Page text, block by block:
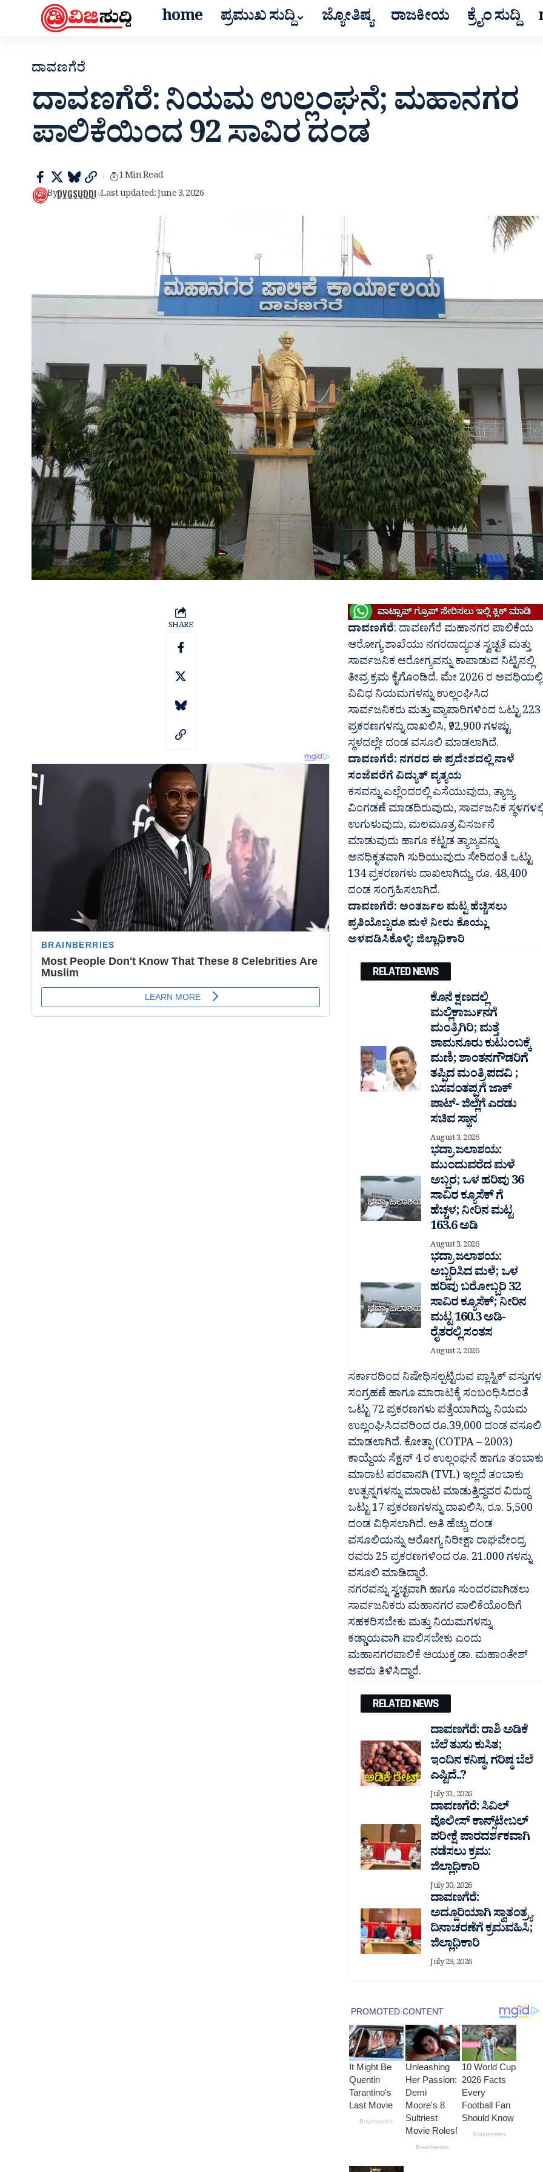
home ಪ್ರಮುಖ ಸುದ್ದಿ ಜ್ಯೋತಿಷ್ಯ ರಾಜಕೀಯ ಕ್ರೈಂ ಸುದ್ದಿ
ದಾವಣಗೆರೆ
ದಾವಣಗೆರೆ: ನಿಯಮ ಉಲ್ಲಂಘನೆ; ಮಹಾನಗರ
ಪಾಲಿಕೆಯಿಂದ 92 ಸಾವಿರ ದಂಡ
ByDVGSUDDI Last updated: June 3, 2026
1 Min Read
SHARE ದಾವಣಗೆರೆ: ದಾವಣಗೆರೆ ಮಹಾನಗರ ಪಾಲಿಕೆಯ
ಆರೋಗ್ಯ ಶಾಖೆಯು ನಗರದಾದ್ಯಂತ ಸ್ವಚ್ಛತೆ ಮತ್ತು
ಸಾರ್ವಜನಿಕ ಆರೋಗ್ಯವನ್ನು ಕಾಪಾಡುವ ನಿಟ್ಟಿನಲ್ಲಿ
ತೀವ್ರ ಕ್ರಮ ಕೈಗೊಂಡಿದೆ. ಮೇ 2026 ರ ಅವಧಿಯಲ್ಲಿ
ವಿವಿಧ ನಿಯಮಗಳನ್ನು ಉಲ್ಲಂಘಿಸಿದ
ಸಾರ್ವಜನಿಕರು ಮತ್ತು ವ್ಯಾಪಾರಿಗಳಿಂದ ಒಟ್ಟು 223
ಪ್ರಕರಣಗಳನ್ನು ದಾಖಲಿಸಿ, ₹92,900 ಗಳಷ್ಟು
ಸ್ಥಳದಲ್ಲೇ ದಂಡ ವಸೂಲಿ ಮಾಡಲಾಗಿದೆ.
ದಾವಣಗೆರೆ: ನಗರದ ಈ ಪ್ರದೇಶದಲ್ಲಿ ನಾಳೆ
ಸಂಜೆ‌ವರೆಗೆ ವಿದ್ಯುತ್ ವ್ಯತ್ಯಯ
ಕಸವನ್ನು ಎಲ್ಲೆಂದರಲ್ಲಿ ಎಸೆಯುವುದು, ತ್ಯಾಜ್ಯ
ವಿಂಗಡಣೆ ಮಾಡದಿರುವುದು, ಸಾರ್ವಜನಿಕ
ಉಗುಳುವುದು, ಮಲಮೂತ್ರ ವಿಸರ್ಜನೆ
ಮಾಡುವುದು ಹಾಗೂ ಕಟ್ಟಡ ತ್ಯಾಜ್ಯವನ್ನು
ಅನಧಿಕೃತವಾಗಿ ಸುರಿಯುವುದು ಸೇರಿದಂತೆ ಒಟ್ಟು
134 ಪ್ರಕರಣಗಳು ದಾಖಲಾಗಿದ್ದು, ರೂ. 48,400
ದಂಡ ಸಂಗ್ರಹಿಸಲಾಗಿದೆ.
ದಾವಣಗೆರೆ: ಅಂತರ್ಜಲ ಮಟ್ಟ ಹೆಚ್ಚಿಸಲು
ಪ್ರತಿಯೊಬ್ಬರೂ ಮಳೆ ನೀರು ಕೊಯ್ಲು
ಅಳವಡಿಸಿಕೊಳ್ಳಿ: ಜಿಲ್ಲಾಧಿಕಾರಿ
RELATED NEWS
ಕೊನೆ ಕ್ಷಣದಲ್ಲಿ
ಮಲ್ಲಿಕಾರ್ಜುನಗೆ
ಮಂತ್ರಿಗಿರಿ; ಮತ್ತೆ
ಶಾಮನೂರು ಕುಟುಂಬಕ್ಕೆ
ಮಣಿ; ಶಾಂತನಗೌಡರಿಗೆ
ತಪ್ಪಿದ ಮಂತ್ರಿ ಪದವಿ ;
ಬಸವಂತಪ್ಪಗೆ ಜಾಕ್
ಪಾಟ್- ಜಿಲ್ಲೆಗೆ ಎರಡು
ಸಚಿವ ಸ್ಥಾನ
August 3, 2026
ಭದ್ರಾ ಜಲಾಶಯ:
ಮುಂದುವರೆದ ಮಳೆ
ಅಬ್ಬರ; ಒಳ ಹರಿವು 36
ಸಾವಿರ‌ ಕ್ಯೂಸೆಕ್ ಗೆ
ಹೆಚ್ಚಳ; ನೀರಿನ ಮಟ್ಟ
163.6 ಅಡಿ
August 3, 2026
ಭದ್ರಾ ಜಲಾಶಯ:
ಅಬ್ಬರಿಸಿದ ಮಳೆ; ಒಳ
ಹರಿವು ಬರೋಬ್ಬರಿ 32
ಸಾವಿರ‌ ಕ್ಯೂಸೆಕ್; ನೀರಿನ
ಮಟ್ಟ 160.3 ಅಡಿ-
ರೈತರಲ್ಲಿ ಸಂತಸ
August 2, 2026
ಸರ್ಕಾರದಿಂದ ನಿಷೇಧಿಸಲ್ಪಟ್ಟಿರುವ ಪ್ಲಾಸ್ಟಿಕ್ ವಸ್ತುಗಳ
ಸಂಗ್ರಹಣೆ ಹಾಗೂ ಮಾರಾಟಕ್ಕೆ ಸಂಬಂಧಿಸಿದಂತೆ
ಒಟ್ಟು 72 ಪ್ರಕರಣಗಳು ಪತ್ತೆಯಾಗಿದ್ದು, ನಿಯಮ
ಉಲ್ಲಂಘಿಸಿದವರಿಂದ ರೂ.39,000 ದಂಡ ವಸೂಲಿ
ಮಾಡಲಾಗಿದೆ. ಕೋತ್ಪಾ (COTPA – 2003)
ಕಾಯ್ದೆಯ ಸೆಕ್ಷನ್ 4 ರ ಉಲ್ಲಂಘನೆ ಹಾಗೂ ತಂಬಾಕು
ಮಾರಾಟ ಪರವಾನಗಿ (TVL) ಇಲ್ಲದೆ ತಂಬಾಕು
ಉತ್ಪನ್ನಗಳನ್ನು ಮಾರಾಟ ಮಾಡುತ್ತಿದ್ದವರ ವಿರುದ್ಧ
ಒಟ್ಟು 17 ಪ್ರಕರಣಗಳನ್ನು ದಾಖಲಿಸಿ, ರೂ. 5,500
ದಂಡ ವಿಧಿಸಲಾಗಿದೆ. ಅತಿ ಹೆಚ್ಚು ದಂಡ
ವಸೂಲಿಯನ್ನು ಆರೋಗ್ಯ ನಿರೀಕ್ಷಾ ರಾಘವೇಂದ್ರ
ರವರು 25 ಪ್ರಕರಣಗಳಿಂದ ರೂ. 21.000 ಗಳನ್ನು
ವಸೂಲಿ ಮಾಡಿದ್ದಾರೆ.
ನಗರವನ್ನು ಸ್ವಚ್ಛವಾಗಿ ಹಾಗೂ ಸುಂದರವಾಗಿಡಲು
ಸಾರ್ವಜನಿಕರು ಮಹಾನಗರ ಪಾಲಿಕೆಯೊಂದಿಗೆ
ಸಹಕರಿಸಬೇಕು ಮತ್ತು ನಿಯಮಗಳನ್ನು
ಕಡ್ಡಾಯವಾಗಿ ಪಾಲಿಸಬೇಕು ಎಂದು
ಮಹಾನಗರಪಾಲಿಕೆ ಆಯುಕ್ತ ಡಾ. ಮಹಾಂತೇಶ್‌
ಅವರು ತಿಳಿಸಿದ್ದಾರೆ.
RELATED NEWS
ದಾವಣಗೆರೆ: ರಾಶಿ ಅಡಿಕೆ
ಬೆಲೆ ತುಸು‌ ಕುಸಿತ;
ಇಂದಿನ ಕನಿಷ್ಠ, ಗರಿಷ್ಠ ಬೆಲೆ
ಎಷ್ಟಿದೆ..?
July 31, 2026
ದಾವಣಗೆರೆ: ಸಿವಿಲ್
ಪೊಲೀಸ್ ಕಾನ್ಸ್‌ಟೇಬಲ್
ಪರೀಕ್ಷೆ ಪಾರದರ್ಶಕವಾಗಿ
ನಡೆಸಲು ಕ್ರಮ:
ಜಿಲ್ಲಾಧಿಕಾರಿ
July 30, 2026
ದಾವಣಗೆರೆ:
ಅದ್ದೂರಿಯಾಗಿ ಸ್ವಾತಂತ್ರ್ಯ
ದಿನಾಚರಣೆಗೆ ಕ್ರಮವಹಿಸಿ;
ಜಿಲ್ಲಾಧಿಕಾರಿ
July 29, 2026